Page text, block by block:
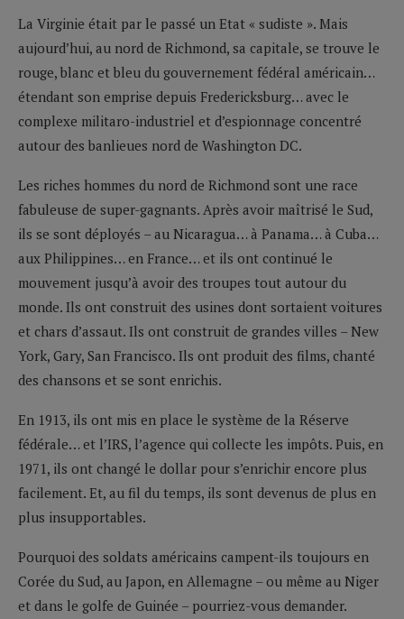
La Virginie était par le passé un Etat « sudiste ». Mais
aujourd’hui, au nord de Richmond, sa capitale, se trouve le
rouge, blanc et bleu du gouvernement fédéral américain…
étendant son emprise depuis Fredericksburg… avec le
complexe militaro-industriel et d’espionnage concentré
autour des banlieues nord de Washington DC.
Les riches hommes du nord de Richmond sont une race
fabuleuse de super-gagnants. Après avoir maîtrisé le Sud,
ils se sont déployés – au Nicaragua… à Panama… à Cuba…
aux Philippines… en France… et ils ont continué le
mouvement jusqu’à avoir des troupes tout autour du
monde. Ils ont construit des usines dont sortaient voitures
et chars d’assaut. Ils ont construit de grandes villes – New
York, Gary, San Francisco. Ils ont produit des films, chanté
des chansons et se sont enrichis.
En 1913, ils ont mis en place le système de la Réserve
fédérale… et l’IRS, l’agence qui collecte les impôts. Puis, en
1971, ils ont changé le dollar pour s’enrichir encore plus
facilement. Et, au fil du temps, ils sont devenus de plus en
plus insupportables.
Pourquoi des soldats américains campent-ils toujours en
Corée du Sud, au Japon, en Allemagne – ou même au Niger
et dans le golfe de Guinée – pourriez-vous demander.